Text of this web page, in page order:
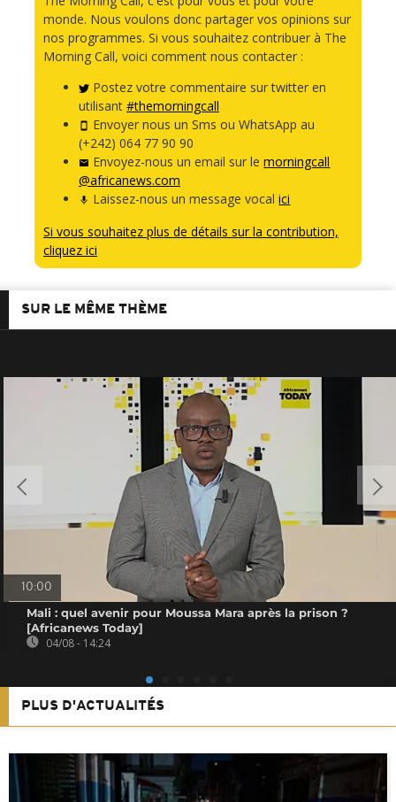
monde. Nous voulons donc partager vos opinions sur
nos programmes. Si vous souhaitez contribuer à The
Morning Call, voici comment nous contacter :
Postez votre commentaire sur twitter en
utilisant #themorningcall
Envoyer nous un Sms ou WhatsApp au
(+242) 064 77 90 90
Envoyez-nous un email sur lemorningcall
@africanews.com
Laissez-nous un message vocalici
Si vous souhaitez plus de détails sur la contribution,
cliquez ici
SUR LE MÊME THÈME
10:00
Mali : quel avenir pour Moussa Mara après la prison ?
[Africanews Today]
04/08 - 14:24
PLUS D'ACTUALITÉS